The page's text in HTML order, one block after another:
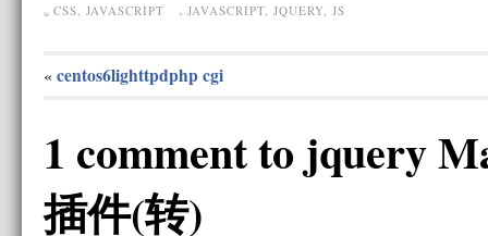
CSS JAVASCRIPT JAVASCRIPT, JQUERY, JS
« centos6lighttpdphp cgi
1 comment to jquery
插件(转)